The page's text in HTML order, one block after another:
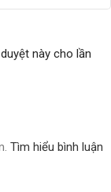
này cho lần
Tìm hiểu bình luận